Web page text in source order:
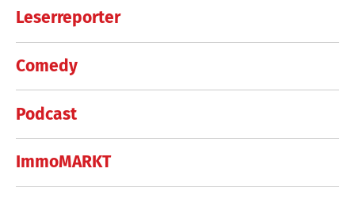
Leserreporter
Comedy
Podcast
ImmoMARKT